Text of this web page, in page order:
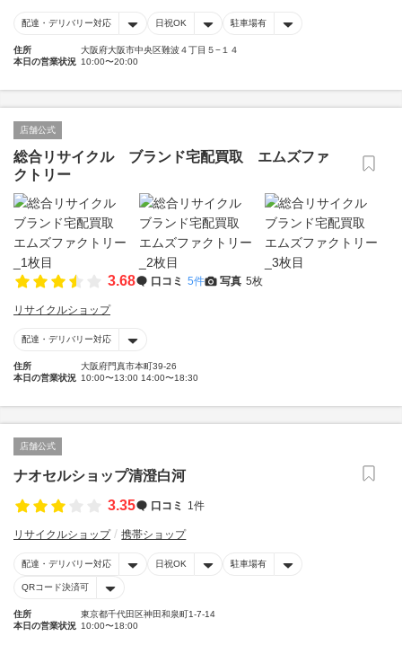
配達・デリバリー対応 日祝OK 駐車場有
住所
大阪府大阪市中央区難波４丁目５−１４
本日の営業状況 10:00〜20:00
店舗公式
総合リサイクル ブランド宅配買取 エムズファ
クトリー
3.68 口コミ 5件 写真 5枚
リサイクルショップ
配達・デリバリー対応
住所
大阪府門真市本町39-26
本日の営業状況 10:00〜13:00 14:00〜18:30
店舗公式
ナオセルショップ清澄白河
3.35
口コミ 1件
リサイクルショップ 携帯ショップ
配達・デリバリー対応 日祝OK 駐車場有
QRコード決済可
住所
東京都千代田区神田和泉町1-7-14
本日の営業状況 10:00〜18:00